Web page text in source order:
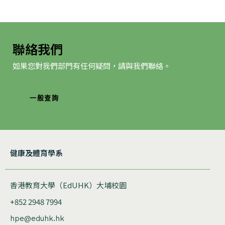
聯絡我們
如果您對我們部門有任何疑問，請與我們聯絡。
一般查詢
健康及體育學系
香港教育大學（EdUHK）大埔校園
+852 2948 7994
hpe@eduhk.hk